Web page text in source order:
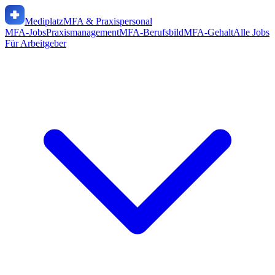
MediplatzMFA & Praxispersonal
MFA-JobsPraxismanagementMFA-BerufsbildMFA-GehaltAlle Jobs
Für Arbeitgeber